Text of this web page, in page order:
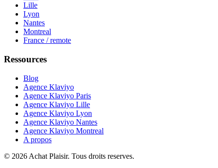
Lille
Lyon
Nantes
Montreal
France / remote
Ressources
Blog
Agence Klaviyo
Agence Klaviyo Paris
Agence Klaviyo Lille
Agence Klaviyo Lyon
Agence Klaviyo Nantes
Agence Klaviyo Montreal
A propos
© 2026 Achat Plaisir. Tous droits reserves.